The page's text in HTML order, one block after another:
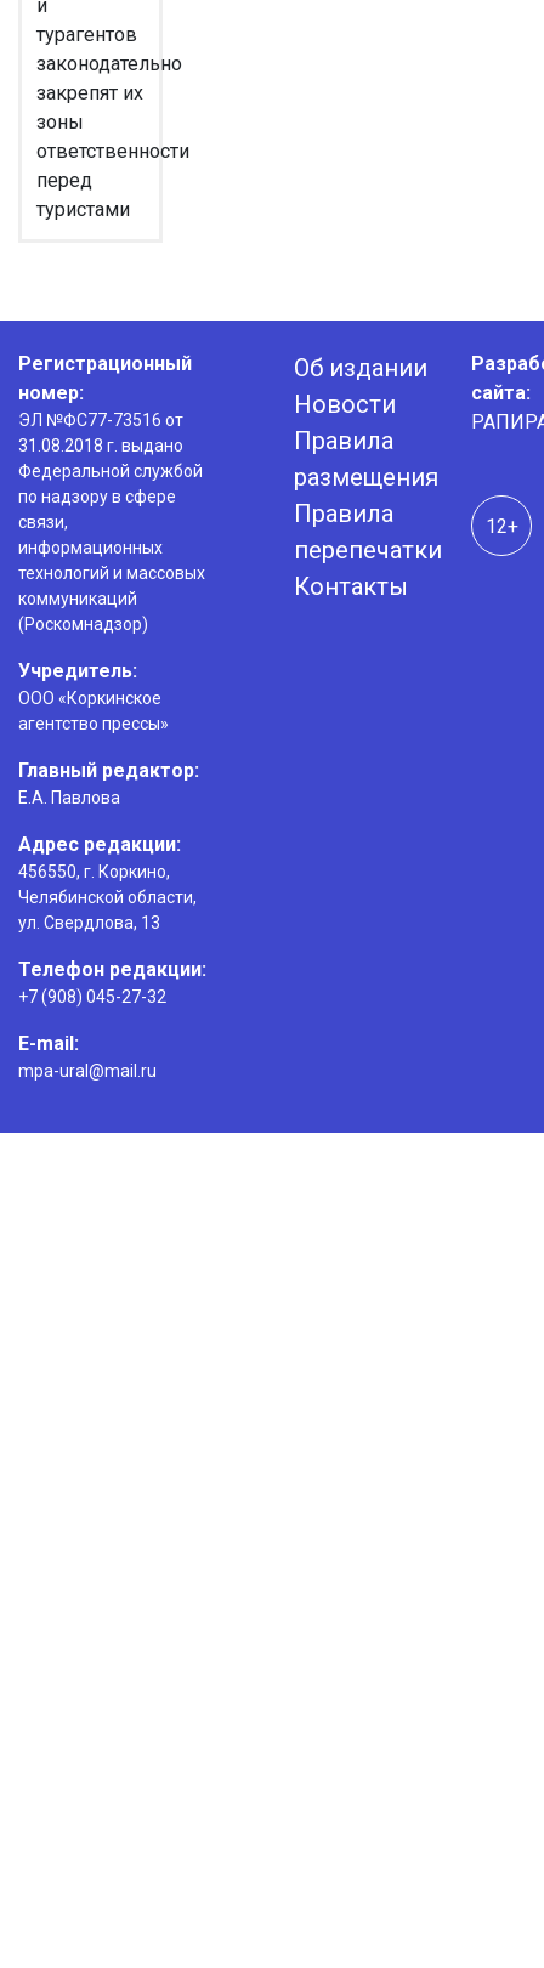
и
турагентов
законодательно
закрепят их
зоны
ответственности
перед
туристами
Регистрационный
номер:
ЭЛ №ФС77-73516 от
31.08.2018 г. выдано
Федеральной службой
по надзору в сфере
связи,
информационных
технологий и массовых
коммуникаций
(Роскомнадзор)
Учредитель:
ООО «Коркинское
агентство прессы»
Главный редактор:
Е.А. Павлова
Адрес редакции:
456550, г. Коркино,
Челябинской области,
ул. Свердлова, 13
Телефон редакции:
+7 (908) 045-27-32
E-mail:
mpa-ural@mail.ru
Об издании
Новости
Правила
размещения
Правила
перепечатки
Контакты
сайта:
12+